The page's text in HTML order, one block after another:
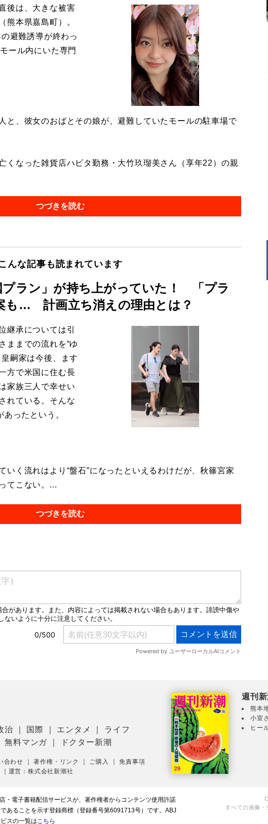
後は、大きな被害
熊本県嘉島町）。
避難誘導が終わっ
ール内にいた専門
と、彼女のおばとその娘が、避難していたモールの駐車場で
くなった雑貨店ハビタ勤務・大竹玖瑠美さん（享年22）の親
つづきを読む
んな記事も読まれています
プラン」が持ち上がっていた！ 「プラ
も… 計画立ち消えの理由とは？
承については引
ままでの流れを“ゆ
嗣家は今後、ます
方で米国に住む長
家族三人で幸せい
れている。そんな
あったという。
く流れはより“盤石”になったといえるわけだが、秋篠宮家
てこない。...
つづきを読む
治 国際 エンタメ
ライフ
無料マンガ ドクター新潮
合わせ ｜著作権・リンク ｜ ご購入 ｜免責事項
｜ 運営：株式会社新潮社
週刊
熊本
小室
ヒー
・電子書籍配信サービスが、著作権者からコンテンツ使用許諾
あることを示す登録商標（登録番号第6091713号）です。ABJ
スの一覧はこちら
すべての画像・